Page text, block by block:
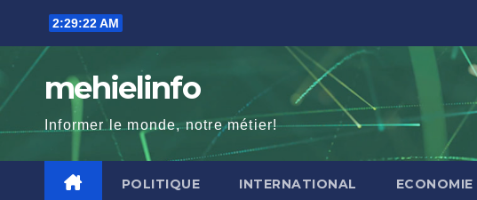
content
2:29:23 AM
mehielinfo
Informer le monde, notre métier!
POLITIQUE INTERNATIONAL ECONOMIE